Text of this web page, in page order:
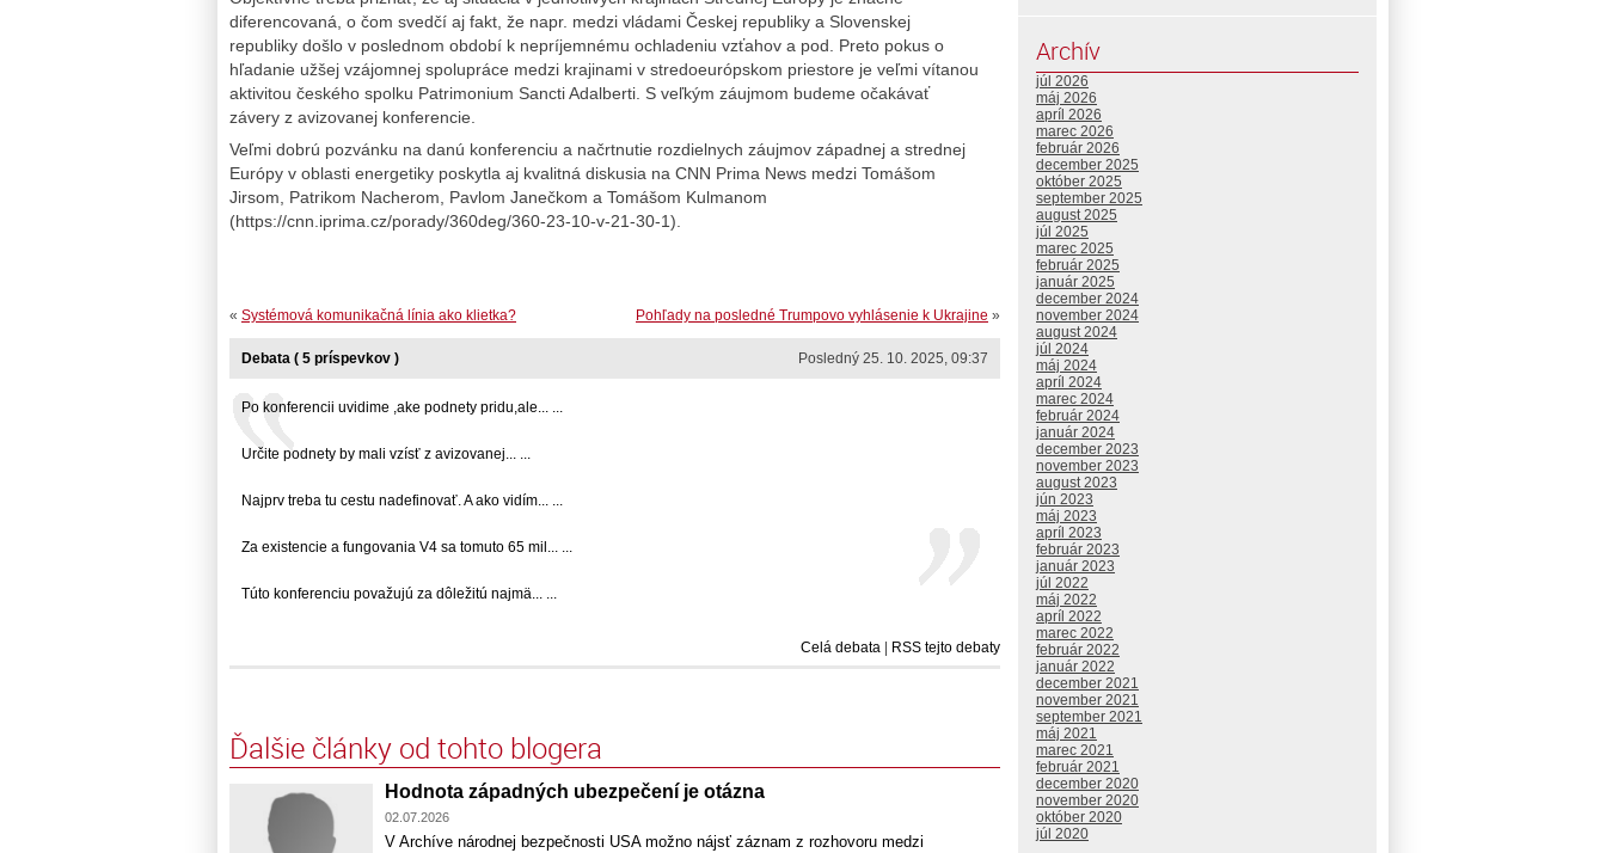
diferencovaná, o čom svedčí aj fakt, že napr. medzi vládami Českej republiky a Slovenskej
republiky došlo v poslednom období k nepríjemnému ochladeniu vzťahov a pod. Preto pokus o
hľadanie užšej vzájomnej spolupráce medzi krajinami v stredoeurópskom priestore je veľmi vítanou
aktivitou českého spolku Patrimonium Sancti Adalberti. S veľkým záujmom budeme očakávať
závery z avizovanej konferencie.
Veľmi dobrú pozvánku na danú konferenciu a načrtnutie rozdielnych záujmov západnej a strednej
Európy v oblasti energetiky poskytla aj kvalitná diskusia na CNN Prima News medzi Tomášom
Jirsom, Patrikom Nacherom, Pavlom Janečkom a Tomášom Kulmanom
(https://cnn.iprima.cz/porady/360deg/360-23-10-v-21-30-1).
Pohľady na posledné Trumpovo vyhlásenie k Ukrajine »
« Systémová komunikačná línia ako klietka?
Posledný 25. 10. 2025, 09:37
Debata ( 5 príspevkov )
Po konferencii uvidime ,ake podnety pridu,ale... ...
Určite podnety by mali vzísť z avizovanej... ...
Najprv treba tu cestu nadefinovať. A ako vidím... ...
Za existencie a fungovania V4 sa tomuto 65 mil... ...
Túto konferenciu považujú za dôležitú najmä... ...
Celá debata RSS tejto debaty
Ďalšie články od tohto blogera
Hodnota západných ubezpečení je otázna
02.07.2026
V Archíve národnej bezpečnosti USA možno nájsť záznam z rozhovoru medzi
Archív
júl 2026
máj 2026
apríl 2026
marec 2026
február 2026
december 2025
október 2025
september 2025
august 2025
júl 2025
marec 2025
február 2025
január 2025
december 2024
november 2024
august 2024
júl 2024
máj 2024
apríl 2024
marec 2024
február 2024
január 2024
december 2023
november 2023
august 2023
jún 2023
máj 2023
apríl 2023
február 2023
január 2023
júl 2022
máj 2022
apríl 2022
marec 2022
február 2022
január 2022
december 2021
november 2021
september 2021
máj 2021
marec 2021
február 2021
december 2020
november 2020
október 2020
júl 2020